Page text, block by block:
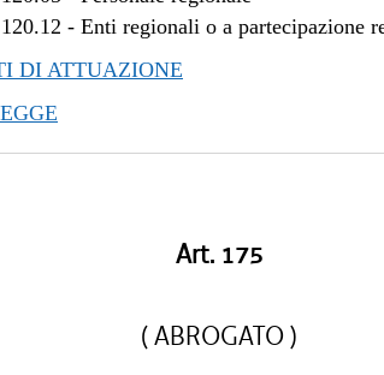
120.12 -Enti regionali o a partecipazione
DI ATTUAZIONE
Art. 175
( ABROGATO )